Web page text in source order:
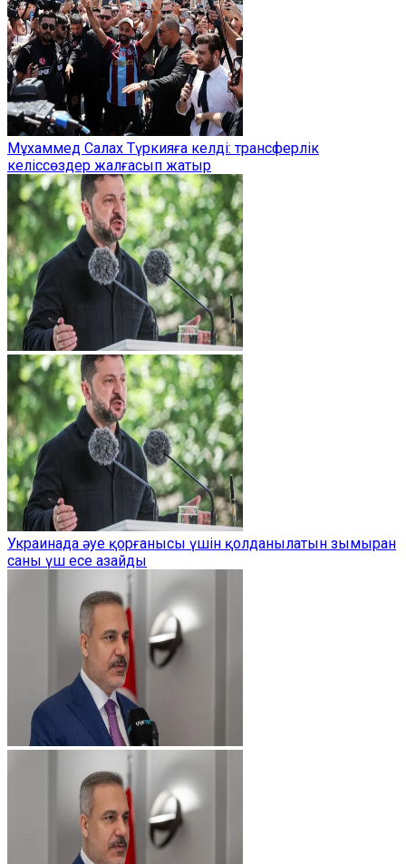
Мұхаммед Салах Түркияға келді: трансферлік
келіссөздер жалғасып жатыр
Украинада әуе қорғанысы үшін қолданылатын зымыран
саны үш есе азайды